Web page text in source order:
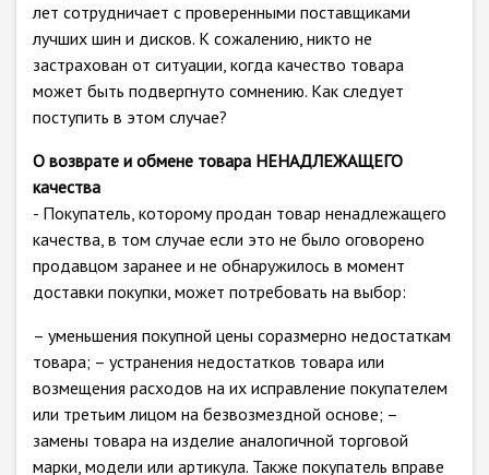
лет сотрудничает с проверенными поставщиками
лучших шин и дисков. К сожалению, никто не
застрахован от ситуации, когда качество товара
может быть подвергнуто сомнению. Как следует
поступить в этом случае?
О возврате и обмене товара НЕНАДЛЕЖАЩЕГО
качества
- Покупатель, которому продан товар ненадлежащего
качества, в том случае если это не было оговорено
продавцом заранее и не обнаружилось в момент
доставки покупки, может потребовать на выбор:
– уменьшения покупной цены соразмерно недостаткам
товара; – устранения недостатков товара или
возмещения расходов на их исправление покупателем
или третьим лицом на безвозмездной основе; –
замены товара на изделие аналогичной торговой
марки, модели или артикула. Также покупатель вправе